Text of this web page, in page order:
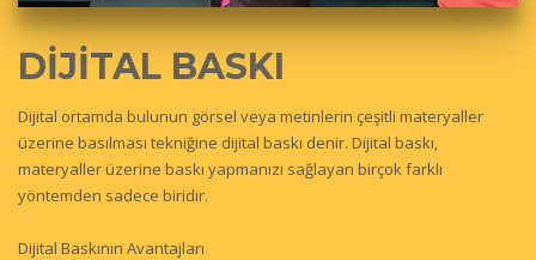
DİJİTAL BASKI
Dijital ortamda bulunun görsel veya metinlerin çeşitli materyaller
üzerine basılması tekniğine dijital baskı denir. Dijital baskı,
materyaller üzerine baskı yapmanızı sağlayan birçok farklı
yöntemden sadece biridir.
Dijital Baskının Avantajları